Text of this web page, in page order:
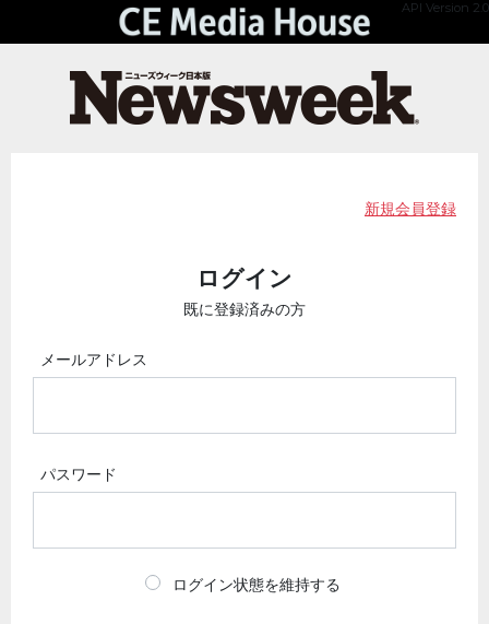
API Version 2.0
新規会員登録
ログイン
既に登録済みの方
メールアドレス
パスワード
ログイン状態を維持する